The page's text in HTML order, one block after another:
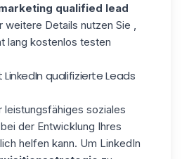
qualified lead
weitere Details nutzen Sie ,
lang kostenlos testen
qualifizierte Leads
leistungsfähiges soziales
der Entwicklung Ihres
helfen kann. Um LinkedIn